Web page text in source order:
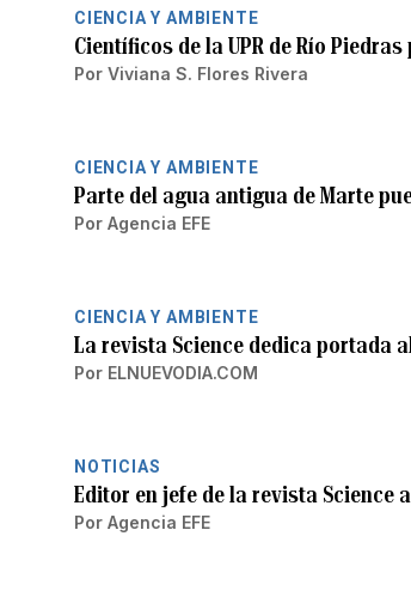
CIENCIA Y AMBIENTE
Científicos de la UPR de Río
Por Viviana S. Flores Rivera
CIENCIA Y AMBIENTE
Parte del agua antigua de Marte
Por Agencia EFE
CIENCIA Y AMBIENTE
La revista Science dedica portada
Por ELNUEVODIA.COM
NOTICIAS
Editor en jefe de la revista Science
Por Agencia EFE